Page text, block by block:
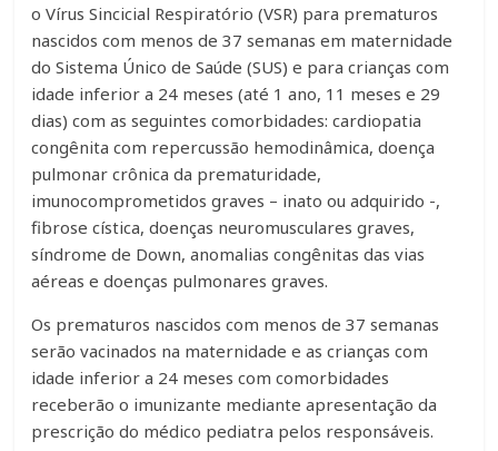
o Vírus Sincicial Respiratório (VSR) para prematuros
nascidos com menos de 37 semanas em maternidade
do Sistema Único de Saúde (SUS) e para crianças com
idade inferior a 24 meses (até 1 ano, 11 meses e 29
dias) com as seguintes comorbidades: cardiopatia
congênita com repercussão hemodinâmica, doença
pulmonar crônica da prematuridade,
imunocomprometidos graves – inato ou adquirido -,
fibrose cística, doenças neuromusculares graves,
síndrome de Down, anomalias congênitas das vias
aéreas e doenças pulmonares graves.
Os prematuros nascidos com menos de 37 semanas
serão vacinados na maternidade e as crianças com
idade inferior a 24 meses com comorbidades
receberão o imunizante mediante apresentação da
prescrição do médico pediatra pelos responsáveis.